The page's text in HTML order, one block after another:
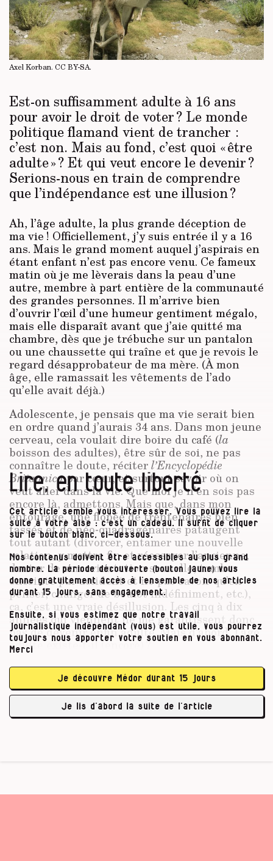
Axel Korban. CC BY-SA.
Est-on suffisamment adulte à 16 ans
pour avoir le droit de voter ? Le monde
politique flamand vient de trancher :
c’est non. Mais au fond, c’est quoi « être
adulte » ? Et qui veut encore le devenir ?
Serions-nous en train de comprendre
que l’indépendance est une illusion ?
Ah, l’âge adulte, la plus grande déception de
ma vie ! Officiellement, j’y suis entrée il y a 16
ans. Mais le grand moment auquel j’aspirais en
étant enfant n’est pas encore venu. Ce fameux
matin où je me lèverais dans la peau d’une
autre, membre à part entière de la communauté
des grandes personnes. Il m’arrive bien
d’ouvrir l’œil d’une humeur gentiment mégalo,
mais elle disparaît avant que j’aie quitté ma
chambre, dès que je trébuche sur un pantalon
ou une chaussette qui traîne et que je revois le
regard désapprobateur de ma mère. (À mon
âge, elle ramassait les vêtements de l’ado
qu’elle avait déjà.)
Adolescente, je pensais que ma vie serait bien
en ordre quand j’aurais 34 ans. Dans mon jeune
cerveau, cela voulait dire boire du café (la
boisson des adultes), être sûr de soi, ne pas
connaître le doute, réciterl’Encyclopédie
Britannicapar cœur, et surtout savoir où on
veut aller dans la vie. Que moi je n’en sois pas
encore là, admettons. Mais que, dans mon
entourage, une flopée de trentenaires bien
tassés et de néo-quadragénaires pataugent
tout autant (divorcer, entamer une nouvelle
relation, y mettre fin et réessayer l’ancienne,
douter de son orientation sexuelle, tomber
enceinte par accident et ne pas savoir qu’en
penser, changer de boulot indéfiniment, etc.),
ça, c’est une vraie désillusion. Les cinq à dix
années qui viennent ne me garantissent donc
pas de devenir enfin adulte. Mais d’abord, l’âge
adulte existe-t-il (encore) ?
Des critères dépassés
Lire, en toute liberté
Cet article semble vous intéresser. Vous pouvez lire la
suite à votre aise : c’est un cadeau. Il suffit de cliquer
sur le bouton blanc, ci-dessous.
Nos contenus doivent être accessibles au plus grand
nombre. La période découverte (bouton jaune) vous
donne gratuitement accès à l’ensemble de nos articles
durant 15 jours, sans engagement.
Ensuite, si vous estimez que notre travail
journalistique indépendant (vous) est utile, vous pourrez
toujours nous apporter votre soutien en vous abonnant.
Merci
Je découvre Médor durant 15 jours
Je lis d’abord la suite de l’article